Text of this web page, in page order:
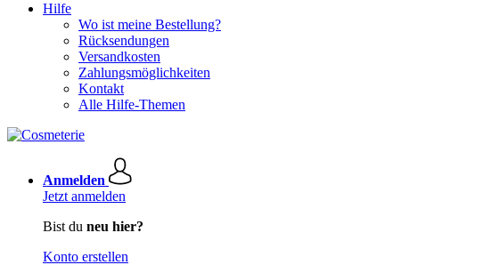
Hilfe
Wo ist meine Bestellung?
Rücksendungen
Versandkosten
Zahlungsmöglichkeiten
Kontakt
Alle Hilfe-Themen
Anmelden
Jetzt anmelden
Bist du neu hier?
Konto erstellen